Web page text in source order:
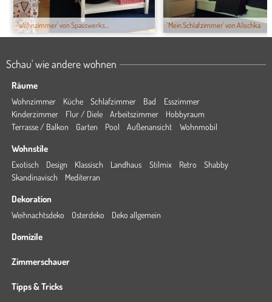
'Wohnzimmer' von Spasswerks... 'Mein Schlafzimmer' von Alischka
Schau' wie andere wohnen
Räume
Wohnzimmer Küche Schlafzimmer Bad
Esszimmer
Kinderzimmer
Flur / Diele Arbeitszimmer
Hobbyraum
Terrasse / Balkon
Garten Pool Außenansicht Wohnmobil
Wohnstile
Exotisch Design Klassisch Landhaus Stilmix Retro
Shabby
Skandinavisch
Mediterran
Dekoration
Weihnachtsdeko Osterdeko Deko allgemein
Domizile
Zimmerschauer
Tipps & Tricks